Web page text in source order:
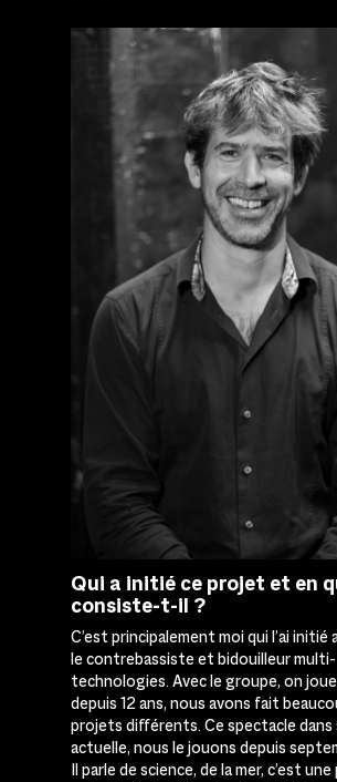
Qui a initié ce projet et en
consiste-t-il ?
C’est principalement moi qui l’ai initié
le contrebassiste et bidouilleur multi-
technologies. Avec le groupe, on
depuis 12 ans, nous avons fait
projets différents. Ce spectacle dans
actuelle, nous le jouons depuis
Il parle de science, de la mer, c’est